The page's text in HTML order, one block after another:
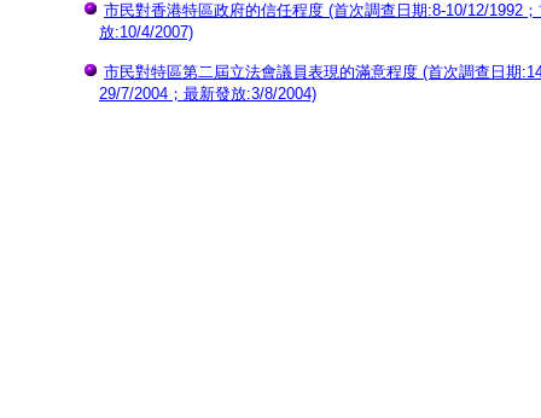
市民對香港特區政府的信任程度 (首次調查日期:8-10/12/1992
放:10/4/2007)
市民對特區第二屆立法會議員表現的滿意程度 (首次調查日期
29/7/2004；最新發放:3/8/2004)